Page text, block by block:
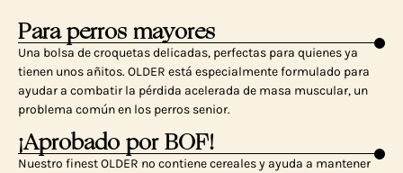
Para perros mayores
Una bolsa de croquetas delicadas, perfectas para quienes ya
tienen unos añitos. OLDER está especialmente formulado para
ayudar a combatir la pérdida acelerada de masa muscular, un
problema común en los perros senior.
¡Aprobado por BOF!
Nuestro finest OLDER no contiene cereales y ayuda a mantener